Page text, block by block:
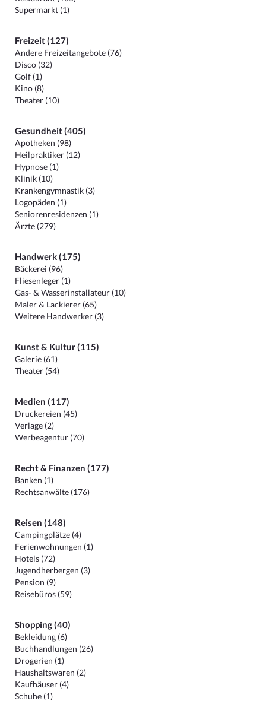
Supermarkt (1)
Freizeit (127)
Andere Freizeitangebote (76)
Disco (32)
Golf (1)
Kino (8)
Theater (10)
Gesundheit (405)
Apotheken (98)
Heilpraktiker (12)
Hypnose (1)
Klinik (10)
Krankengymnastik (3)
Logopäden (1)
Seniorenresidenzen (1)
Ärzte (279)
Handwerk (175)
Bäckerei (96)
Fliesenleger (1)
Gas- & Wasserinstallateur (10)
Maler & Lackierer (65)
Weitere Handwerker (3)
Kunst & Kultur (115)
Galerie (61)
Theater (54)
Medien (117)
Druckereien (45)
Verlage (2)
Werbeagentur (70)
Recht & Finanzen (177)
Banken (1)
Rechtsanwälte (176)
Reisen (148)
Campingplätze (4)
Ferienwohnungen (1)
Hotels (72)
Jugendherbergen (3)
Pension (9)
Reisebüros (59)
Shopping (40)
Bekleidung (6)
Buchhandlungen (26)
Drogerien (1)
Haushaltswaren (2)
Kaufhäuser (4)
Schuhe (1)